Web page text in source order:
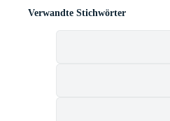
Verwandte Stichwörter